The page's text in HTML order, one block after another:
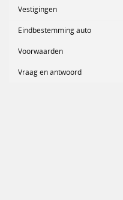
Vestigingen
Eindbestemming auto
Voorwaarden
Vraag en antwoord